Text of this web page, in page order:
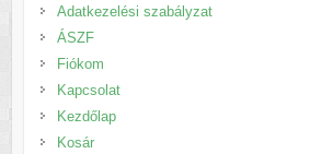
Adatkezelési szabályzat
ÁSZF
Fiókom
Kapcsolat
Kezdőlap
Kosár